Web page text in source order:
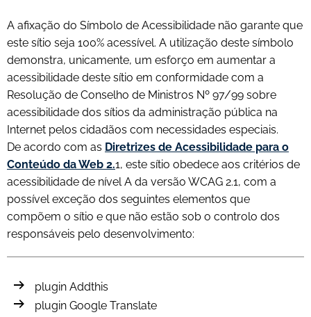
A afixação do Símbolo de Acessibilidade não garante que
este sítio seja 100% acessível. A utilização deste símbolo
demonstra, unicamente, um esforço em aumentar a
acessibilidade deste sítio em conformidade com a
Resolução de Conselho de Ministros Nº 97/99 sobre
acessibilidade dos sítios da administração pública na
Internet pelos cidadãos com necessidades especiais.
De acordo com as Diretrizes de Acessibilidade para o
Conteúdo da Web 2.1, este sítio obedece aos critérios de
acessibilidade de nível A da versão WCAG 2.1, com a
possível exceção dos seguintes elementos que
compõem o sítio e que não estão sob o controlo dos
responsáveis pelo desenvolvimento:
plugin Addthis
plugin Google Translate